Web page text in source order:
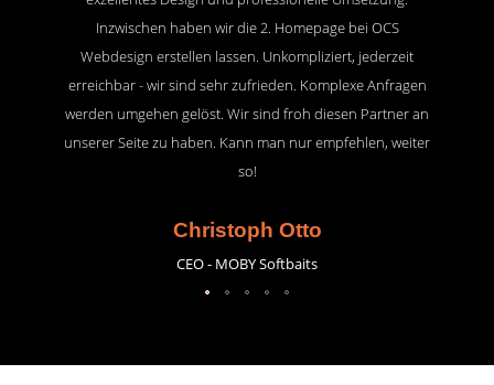
Inzwischen haben wir die 2. Homepage bei OCS
Webdesign erstellen lassen. Unkompliziert, jederzeit
erreichbar - wir sind sehr zufrieden. Komplexe Anfragen
werden umgehen gelöst. Wir sind froh diesen Partner an
unserer Seite zu haben. Kann man nur empfehlen, weiter
so!
Christoph Otto
CEO - MOBY Softbaits